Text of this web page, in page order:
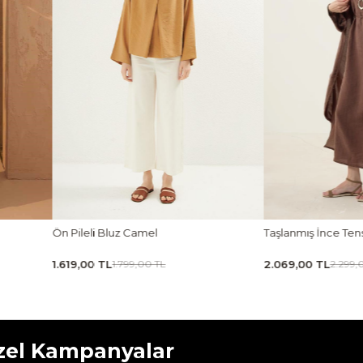
Taşlanmış İnce Tensel Abaya Kahverengi
2.069,00 TL2.299,00 TL
Taşlanmış İnce
1.619,00 TL 1.799,00
Kampanyalar